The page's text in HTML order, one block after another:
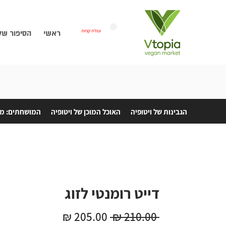
הסיפור ראשי עגלת קניות
דייט רומנטי לזוג
‏210.00 ‏₪
מחיר
הגבינות של ויטופיה האוכל המוכן של ויטופיה המושחתים: